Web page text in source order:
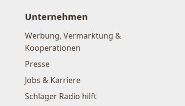
Unternehmen
Werbung, Vermarktung &
Kooperationen
Presse
Jobs & Karriere
Schlager Radio hilft